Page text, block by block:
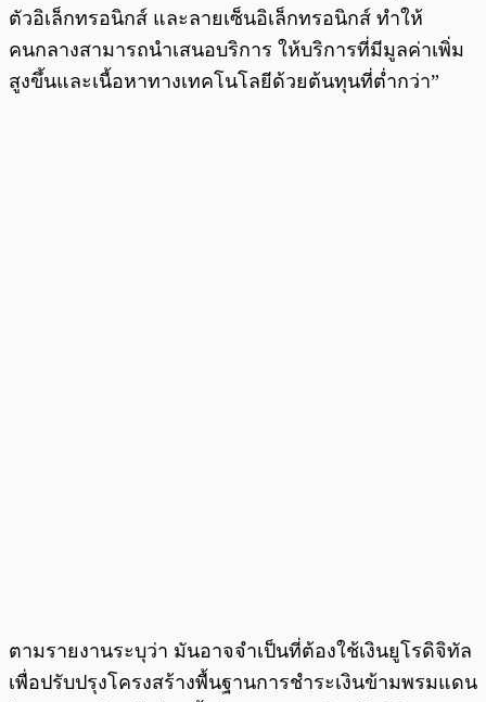
ตัวอิเล็กทรอนิกส์ และลายเซ็นอิเล็กทรอนิกส์ ทำให้
คนกลางสามารถนำเสนอบริการ ให้บริการที่มีมูลค่าเพิ่ม
สูงขึ้นและเนื้อหาทางเทคโนโลยีด้วยต้นทุนที่ต่ำกว่า”
ตามรายงานระบุว่า มันอาจจำเป็นที่ต้องใช้เงินยูโรดิจิทัล
เพื่อปรับปรุงโครงสร้างพื้นฐานการชำระเงินข้ามพรมแดน